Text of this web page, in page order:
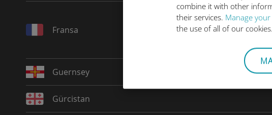
combine it with other
their services. Manage
the use of all of our
Fransa
Guernsey
Gürcistan